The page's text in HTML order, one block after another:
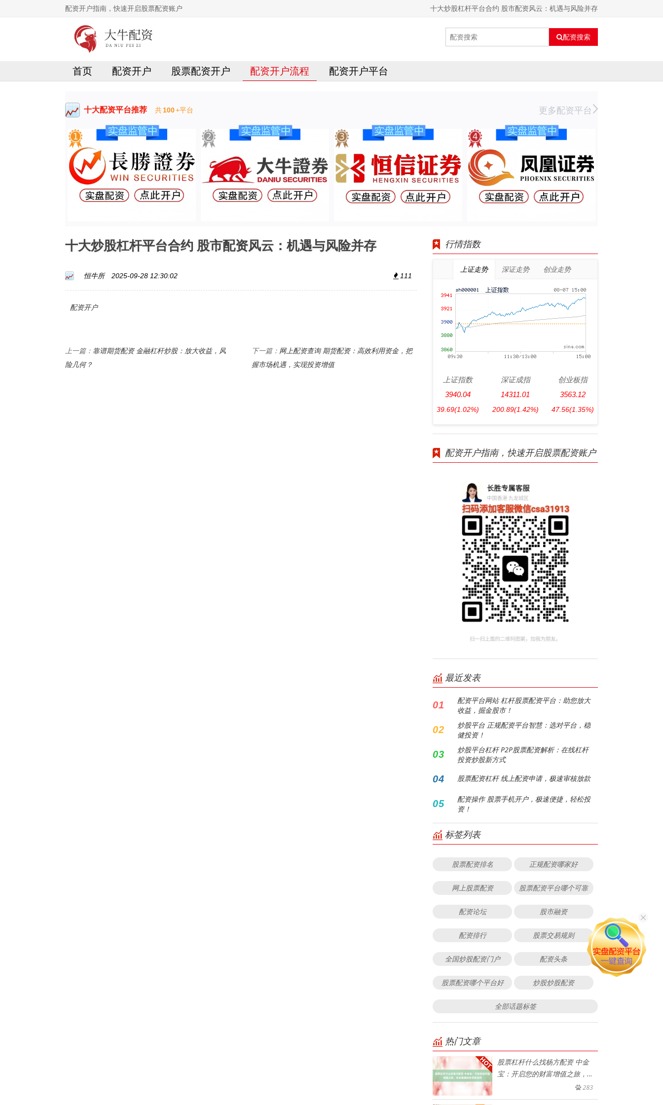
配资开户指南，快速开启股票配资账户 十大炒股杠杆平台合约 股市配资风云：机遇与风险并存
配资搜索
首页 配资开户 股票配资开户 配资开户流程 配资开户平台
十大配资平台推荐 共100+平台 更多配资平台
十大炒股杠杆平台合约 股市配资风云：机遇与风险并存
恒牛所 2025-09-28 12:30:02 111
配资开户
上一篇： 靠谱期货配资 金融杠杆炒股：放大收益，风
险几何？
下一篇： 网上配资查询 期货配资：高效利用资金，把
握市场机遇，实现投资增值
行情指数
上证走势 深证走势 创业走势
上证指数
3940.04
39.69(1.02%)
深证成指
14311.01
200.89(1.42%)
创业板指
3563.12
47.56(1.35%)
配资开户指南，快速开启股票配资账户
最近发表
01
配资平台网站 杠杆股票配资平台：助您放大
收益，掘金股市！
02
炒股平台 正规配资平台智慧：选对平台，稳
健投资！
03
炒股平台杠杆 P2P股票配资解析：在线杠杆
投资炒股新方式
04 股票配资杠杆 线上配资申请，极速审核放款
05
配资操作 股票手机开户，极速便捷，轻松投
资！
标签列表
股票配资排名 正规配资哪家好
网上股票配资 股票配资平台哪个可靠
配资论坛 股市融资
配资排行 股票交易规则
全国炒股配资门户 配资头条
股票配资哪个平台好 炒股炒股配资
全部话题标签
热门文章
股票杠杆什么找杨方配资 中金
宝：开启您的财富增值之旅，安
283